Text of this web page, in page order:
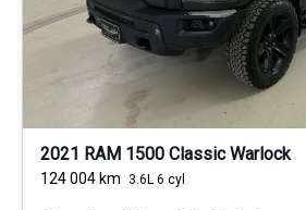
2021 RAM 1500 Classic Warlock
124 004 km 3.6L 6 cyl